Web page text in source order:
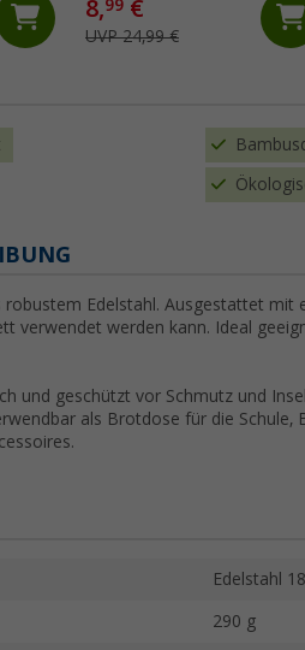
8,99 €
UVP 24,99 €
Edelstahl. Ausgestattet mit
verwendet werden kann. Ideal
und geschützt vor Schmutz und
als Brotdose für die Schule,
Edelstahl
290 g